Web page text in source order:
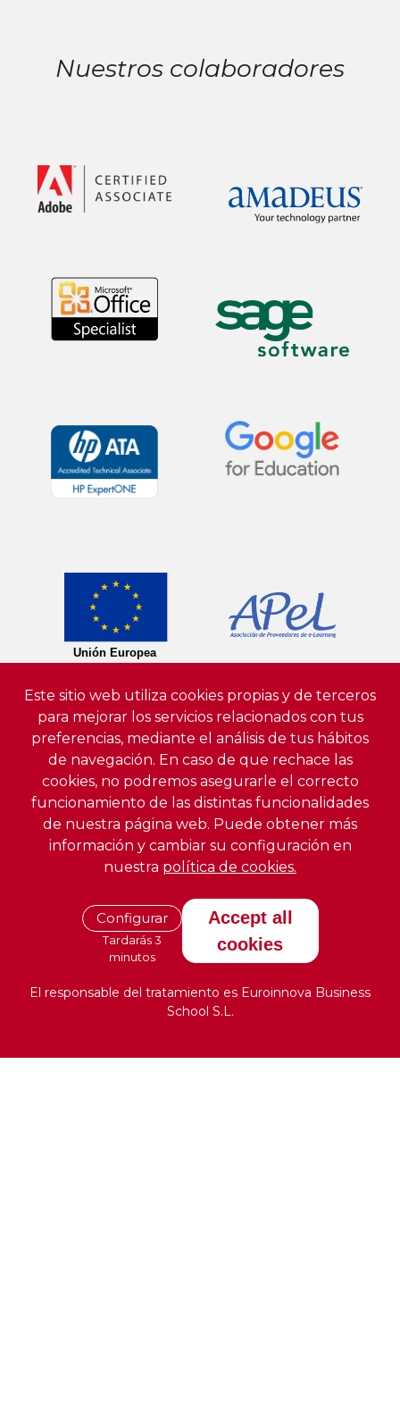
Nuestros colaboradores
Este sitio web utiliza cookies propias y de terceros
para mejorar los servicios relacionados con tus
preferencias, mediante el análisis de tus hábitos
de navegación. En caso de que rechace las
cookies, no podremos asegurarle el correcto
funcionamiento de las distintas funcionalidades
de nuestra página web. Puede obtener más
información y cambiar su configuración en
nuestra política de cookies.
Configurar
Tardarás 3
minutos
Accept all
cookies
El responsable del tratamiento es Euroinnova Business
School S.L.